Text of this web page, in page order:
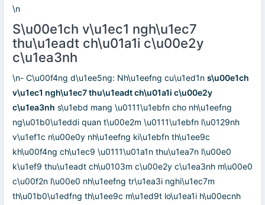
\n
S\u00e1ch v\u1ec1 ngh\u1ec7
thu\u1eadt ch\u01a1i c\u00e2y
c\u1ea3nh
\n- C\u00f4ng d\u1ee5ng: Nh\u1eefng cu\u1ed1n s\u00e1ch
v\u1ec1 ngh\u1ec7 thu\u1eadt ch\u01a1i c\u00e2y
c\u1ea3nh s\u1ebd mang \u0111\u1ebfn cho nh\u1eefng
ng\u01b0\u1eddi quan t\u00e2m \u0111\u1ebfn l\u0129nh
v\u1ef1c n\u00e0y nh\u1eefng ki\u1ebfn th\u1ee9c
kh\u00f4ng ch\u1ec9 \u0111\u01a1n thu\u1ea7n l\u00e0
k\u1ef9 thu\u1eadt ch\u0103m c\u00e2y c\u1ea3nh m\u00e0
c\u00f2n l\u00e0 nh\u1eefng tr\u1ea3i nghi\u1ec7m
th\u01b0\u1edfng th\u1ee9c m\u1ed9t lo\u1ea1i h\u00ecnh